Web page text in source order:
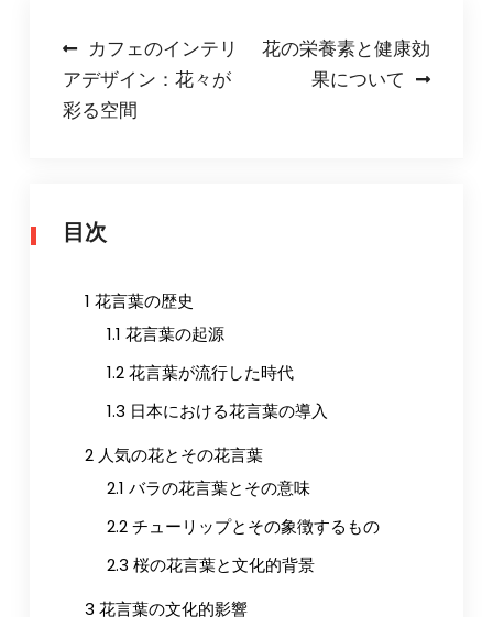
投
稿
ナ
ー
ョ
カフェのインテリ
アデザイン：花々が
彩る空間
花の栄養素と健康効
果について
目次
1 花言葉の歴史
1.1 花言葉の起源
1.2花言葉が流行した時代
1.3 日本における花言葉の導入
2人気の花とその花言葉
2.1 バラの花言葉とその意味
2.2チューリップとその象徴するもの
2.3 桜の花言葉と文化的背景
3 花言葉の文化的影響